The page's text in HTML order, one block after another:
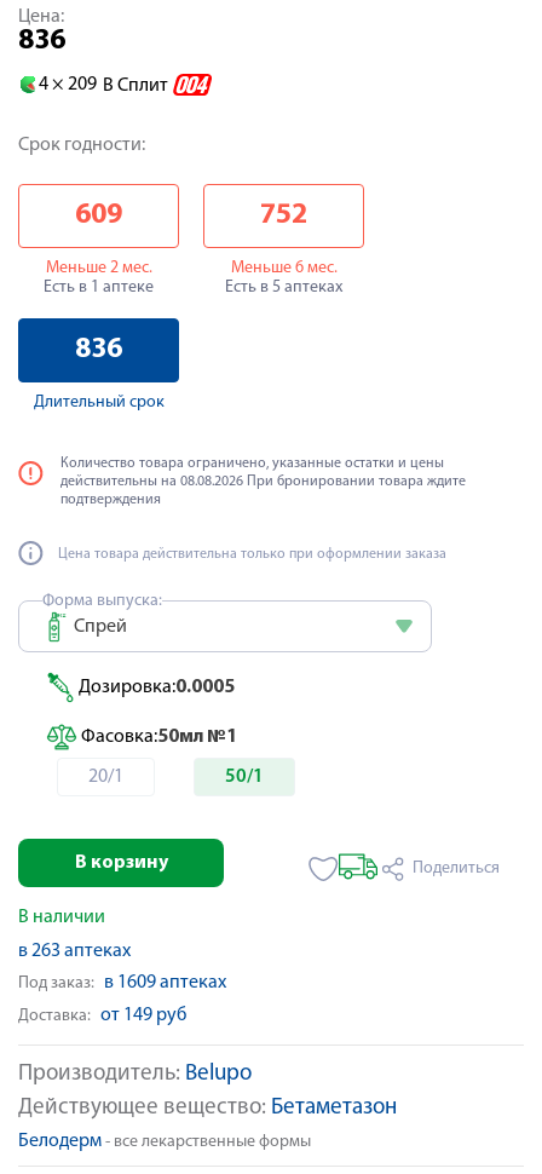
Производитель: Belupo
Действующее вещество: Бетаметазон
Белодерм - все лекарственные формы
Цена:
836
4 × 209 В Сплит
Срок годности:
609
Меньше 2 мес.
Есть в 1 аптеке
752
Меньше 6 мес.
Есть в 5 аптеках
836
Длительный срок
Количество товара ограничено, указанные остатки и цены
действительны на 08.08.2026 При бронировании товара ждите
подтверждения
Цена товара действительна только при оформлении заказа
Форма выпуска:
Спрей
Дозировка:0.0005
Фасовка:50мл №1
20/1 50/1
В корзину Поделиться
В наличии
в 263 аптеках
Под заказ: в 1609 аптеках
Доставка: от 149 руб